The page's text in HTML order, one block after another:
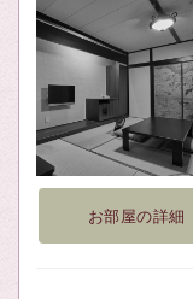
お部屋の詳細